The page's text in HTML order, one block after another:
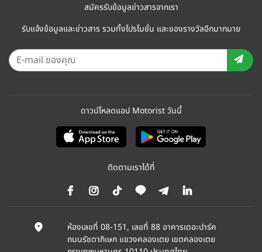
สมัครรับข้อมูลข่าวสารจากเรา
รับแจ้งข้อมูลและข่าวสาร รวมทั้งโปรโมชั่น และของรางวัลอีกมากมาย
ดาวน์โหลดแอป Motorist วันนี้
ติดตามเราได้ที่
ห้องเลขที่ 08-151, เลขที่ 88 อาคารเดอะปาร์ค
ถนนรัชดาภิเษก แขวงคลองเตย เขตคลองเตย